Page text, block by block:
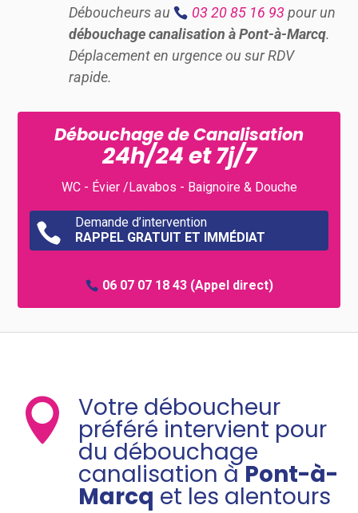
Déboucheurs au
03 20 85 16 93pour un
débouchage canalisation à Pont-à-Marcq.
Déplacement en urgence ou sur RDV
rapide.
Débouchage de Canalisation
24h/24 et 7j/7
WC - Évier /Lavabos - Baignoire & Douche

Demande d’intervention
RAPPEL GRATUIT ET IMMÉDIAT
06 07 07 18 43(Appel direct)
 Votre déboucheur
préféré intervient pour
du débouchage
canalisation àPont-à-
Marcq et les alentours